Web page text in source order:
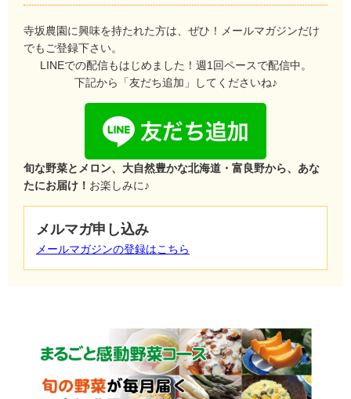
寺坂農園に興味を持たれた方は、ぜひ！メールマガジンだけ
でもご登録下さい。
LINEでの配信もはじめました！週1回ペースで配信中。
下記から「友だち追加」してくださいね♪
旬な野菜とメロン、大自然豊かな北海道・富良野から、あな
たにお届け！ お楽しみに♪
メルマガ申し込み
メールマガジンの登録はこちら